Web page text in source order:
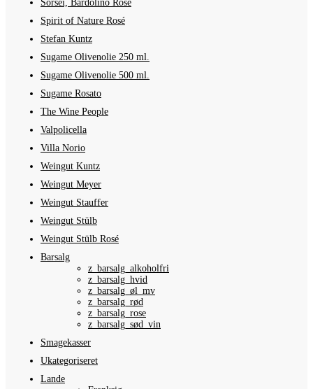
Sorsei, Bardolino Rosé
Spirit of Nature Rosé
Stefan Kuntz
Sugame Olivenolie 250 ml.
Sugame Olivenolie 500 ml.
Sugame Rosato
The Wine People
Valpolicella
Villa Norio
Weingut Kuntz
Weingut Meyer
Weingut Stauffer
Weingut Stülb
Weingut Stülb Rosé
Barsalg
z_barsalg_alkoholfri
z_barsalg_hvid
z_barsalg_øl_mv
z_barsalg_rød
z_barsalg_rose
z_barsalg_sød_vin
Smagekasser
Ukategoriseret
Lande